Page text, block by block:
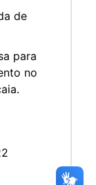
de
para
no